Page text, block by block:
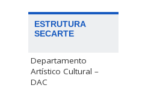
ESTRUTURA
SECARTE
Departamento
Artístico Cultural –
DAC